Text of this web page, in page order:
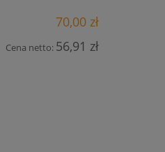
70,00 zł
Cena netto: 56,91 zł